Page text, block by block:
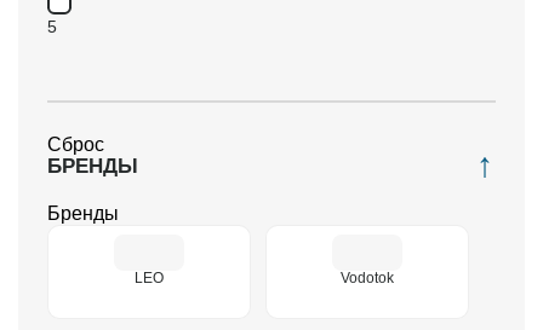
5
Сброс
БРЕНДЫ
Бренды
LEO Vodotok